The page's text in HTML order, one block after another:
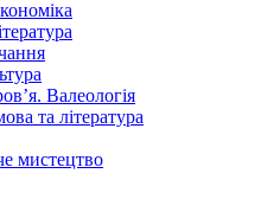
Валеологія
та література
мистецтво